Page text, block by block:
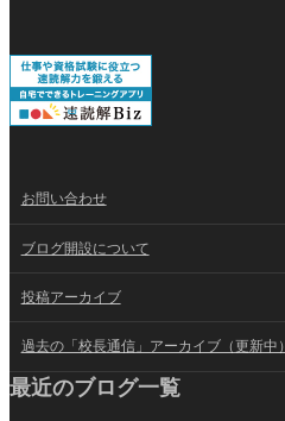
お問い合わせ
ブログ開設について
投稿アーカイブ
過去の「校長通信」アーカイブ（更新中）
最近のブログ一覧